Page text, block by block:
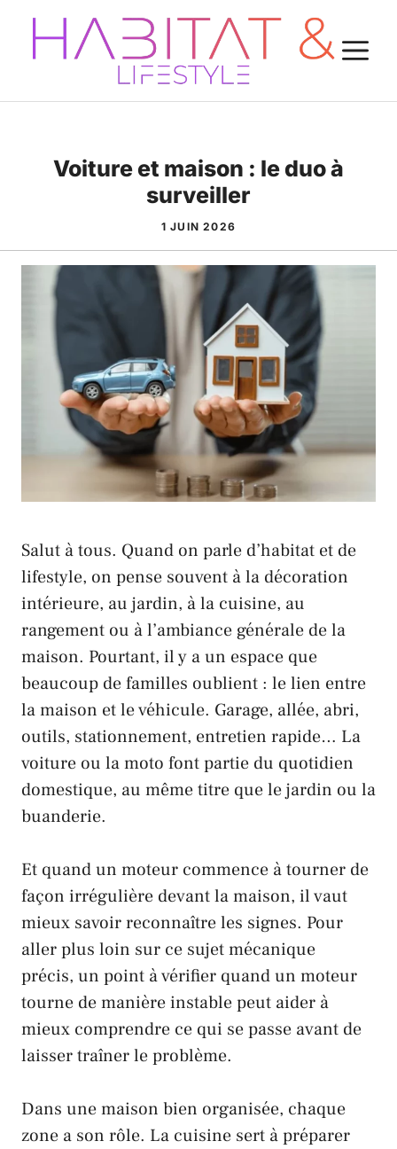
Aller
contenu
Voiture et maison : le duo à
surveiller
1 JUIN 2026
Salut à tous. Quand on parle d’habitat et de
lifestyle, on pense souvent à la décoration
intérieure, au jardin, à la cuisine, au
rangement ou à l’ambiance générale de la
maison. Pourtant, il y a un espace que
beaucoup de familles oublient : le lien entre
la maison et le véhicule. Garage, allée, abri,
outils, stationnement, entretien rapide… La
voiture ou la moto font partie du quotidien
domestique, au même titre que le jardin ou la
buanderie.
Et quand un moteur commence à tourner de
façon irrégulière devant la maison, il vaut
mieux savoir reconnaître les signes. Pour
aller plus loin sur ce sujet mécanique
précis, un point à vérifier quand un moteur
tourne de manière instablepeut aider à
mieux comprendre ce qui se passe avant de
laisser traîner le problème.
Dans une maison bien organisée, chaque
zone a son rôle. La cuisine sert à préparer